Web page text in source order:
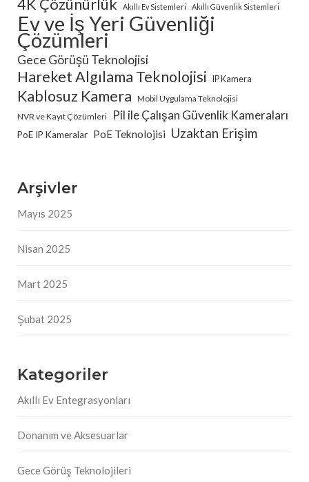
4K Çözünürlük Akıllı Ev Sistemleri Akıllı Güvenlik Sistemleri
Ev ve İş Yeri Güvenliği
Çözümleri
Gece Görüşü Teknolojisi
Hareket Algılama Teknolojisi IP Kamera
Kablosuz Kamera Mobil Uygulama Teknolojisi
NVR ve Kayıt Çözümleri
Pil ile Çalışan Güvenlik Kameraları
PoE IP Kameralar PoE Teknolojisi Uzaktan Erişim
Arşivler
Mayıs 2025
Nisan 2025
Mart 2025
Şubat 2025
Kategoriler
Akıllı Ev Entegrasyonları
Donanım ve Aksesuarlar
Gece Görüş Teknolojileri